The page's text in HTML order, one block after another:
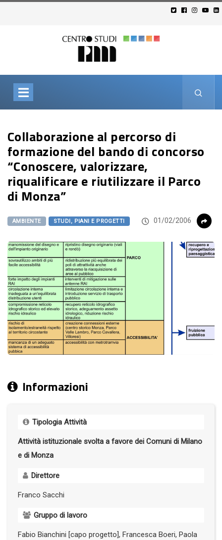
Collaborazione al percorso di
formazione del bando di concorso
“Conoscere, valorizzare,
riqualificare e riutilizzare il Parco
di Monza”
AMBIENTE STUDI, PIANI E PROGETTI 01/02/2006
Informazioni
Tipologia Attività
Attività istituzionale svolta a favore dei Comuni di Milano
e di Monza
Direttore
Franco Sacchi
Gruppo di lavoro
Fabio Bianchini [capo progetto], Francesca Boeri, Paola